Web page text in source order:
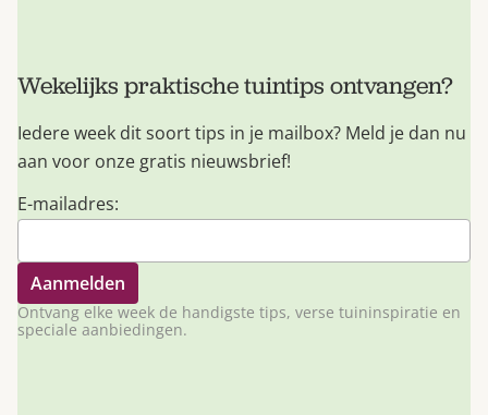
Wekelijks praktische tuintips ontvangen?
Iedere week dit soort tips in je mailbox? Meld je dan nu
aan voor onze gratis nieuwsbrief!
E-mailadres:
Ontvang elke week de handigste tips, verse tuininspiratie en
speciale aanbiedingen.